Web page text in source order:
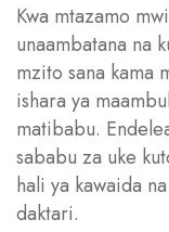
Kwa mtazamo
unaambatana na
mzito sana kama
ishara ya
matibabu.
sababu za uke
hali ya kawaida
daktari.